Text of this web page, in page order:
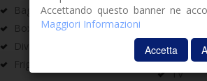
Bagno con doccia
Box doccia
Divano letto matrimoniale
Frigo con freezer
TV
Accettando questo banner ne
Maggiori Informazioni
Accetta